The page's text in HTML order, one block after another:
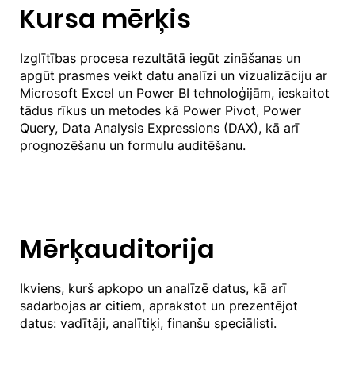
Kursa mērķis
Izglītības procesa rezultātā iegūt zināšanas un
apgūt prasmes veikt datu analīzi un vizualizāciju ar
Microsoft Excel un Power BI tehnoloģijām, ieskaitot
tādus rīkus un metodes kā Power Pivot, Power
Query, Data Analysis Expressions (DAX), kā arī
prognozēšanu un formulu auditēšanu.
Mērķauditorija
Ikviens, kurš apkopo un analīzē datus, kā arī
sadarbojas ar citiem, aprakstot un prezentējot
datus: vadītāji, analītiķi, finanšu speciālisti.